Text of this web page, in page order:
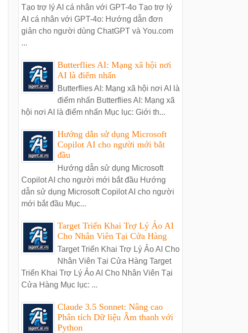
Tạo trợ lý AI cá nhân với GPT-4o Tạo trợ lý
AI cá nhân với GPT-4o: Hướng dẫn đơn
giản cho người dùng ChatGPT và You.com
...
Butterflies AI: Mạng xã hội nơi
AI là điểm nhấn
Butterflies AI: Mạng xã hội nơi AI là
điểm nhấn Butterflies AI: Mạng xã
hội nơi AI là điểm nhấn Mục lục: Giới th...
Hướng dẫn sử dụng Microsoft
Copilot AI cho người mới bắt
đầu
Hướng dẫn sử dụng Microsoft
Copilot AI cho người mới bắt đầu Hướng
dẫn sử dụng Microsoft Copilot AI cho người
mới bắt đầu Mục...
Target Triển Khai Trợ Lý Ảo AI
Cho Nhân Viên Tại Cửa Hàng
Target Triển Khai Trợ Lý Ảo AI Cho
Nhân Viên Tại Cửa Hàng Target
Triển Khai Trợ Lý Ảo AI Cho Nhân Viên Tại
Cửa Hàng Mục lục: ...
Claude 3.5 Sonnet: Nâng cao
Phân tích Dữ liệu Âm thanh với
Python